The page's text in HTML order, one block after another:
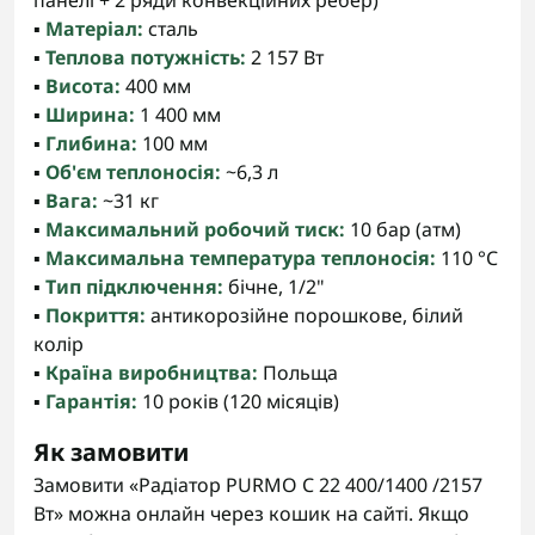
▪️ Матеріал: сталь
▪️ Теплова потужність: 2 157 Вт
▪️ Висота: 400 мм
▪️ Ширина: 1 400 мм
▪️ Глибина: 100 мм
▪️ Об'єм теплоносія: ~6,3 л
▪️ Вага: ~31 кг
▪️ Максимальний робочий тиск: 10 бар (атм)
▪️ Максимальна температура теплоносія: 110 °C
▪️ Тип підключення: бічне, 1/2"
▪️ Покриття: антикорозійне порошкове, білий
колір
▪️ Країна виробництва: Польща
▪️ Гарантія: 10 років (120 місяців)
Як замовити
Замовити «Радіатор PURMO C 22 400/1400 /2157
Вт» можна онлайн через кошик на сайті. Якщо